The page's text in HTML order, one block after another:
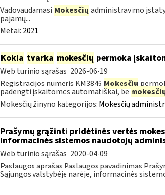
Vadovaudamasi Mokesčių administravimo
pajamų...
Metai: 2021
Kokia tvarka mokesčių permoka
Web turinio sąrašas 2026-06-19
Registracijos numeris KM3846 Mokesčių
padengti įskaitomos automatiškai, bemokesčių
Mokesčių žinyno kategorijos: Mokesčių
Prašymų grąžinti pridėtinės vertės
informacinės sistemos naudotojų
Web turinio sąrašas 2020-04-09
Paslaugos aprašas Paslaugos pavadinimas
Sąjungos valstybėje narėje, informacinės